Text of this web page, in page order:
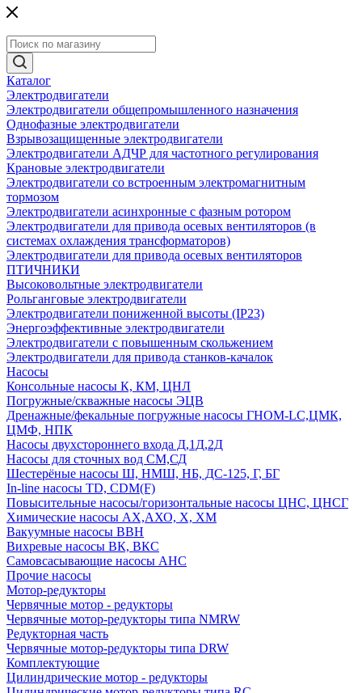
Каталог
Электродвигатели
Электродвигатели общепромышленного назначения
Однофазные электродвигатели
Взрывозащищенные электродвигатели
Электродвигатели АДЧР для частотного регулирования
Крановые электродвигатели
Электродвигатели со встроенным электромагнитным
тормозом
Электродвигатели асинхронные с фазным ротором
Электродвигатели для привода осевых вентиляторов (в
системах охлаждения трансформаторов)
Электродвигатели для привода осевых вентиляторов
ПТИЧНИКИ
Высоковольтные электродвигатели
Рольганговые электродвигатели
Электродвигатели пониженной высоты (IP23)
Энергоэффективные электродвигатели
Электродвигатели с повышенным скольжением
Электродвигатели для привода станков-качалок
Насосы
Консольные насосы К, КМ, ЦНЛ
Погружные/скважные насосы ЭЦВ
Дренажные/фекальные погружные насосы ГНОМ-LC,ЦМК,
ЦМФ, НПК
Насосы двухстороннего входа Д,1Д,2Д
Насосы для сточных вод СМ,СД
Шестерёные насосы Ш, НМШ, НБ, ДС-125, Г, БГ
In-line насосы TD, CDM(F)
Повысительные насосы/горизонтальные насосы ЦНС, ЦНСГ
Химические насосы АХ,АХО, Х, ХМ
Вакуумные насосы ВВН
Вихревые насосы ВК, ВКС
Самовсасывающие насосы АНС
Прочие насосы
Мотор-редукторы
Червячные мотор - редукторы
Червячные мотор-редукторы типа NMRW
Редукторная часть
Червячные мотор-редукторы типа DRW
Комплектующие
Цилиндрические мотор - редукторы